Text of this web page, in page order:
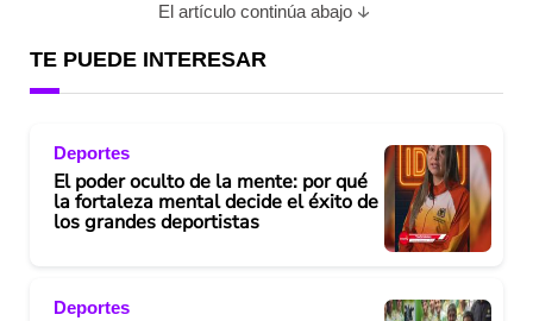
El artículo continúa abajo
TE PUEDE INTERESAR
Deportes
El poder oculto de la mente: por qué
la fortaleza mental decide el éxito de
los grandes deportistas
Deportes